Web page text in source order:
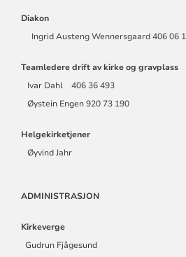
Diakon
Ingrid Austeng Wennersgaard 406 06
Teamledere drift av kirke og gravplass
Ivar Dahl 406 36 493
Øystein Engen 920 73 190
Helgekirketjener
Øyvind Jahr
ADMINISTRASJON
Kirkeverge
Gudrun Fjågesund